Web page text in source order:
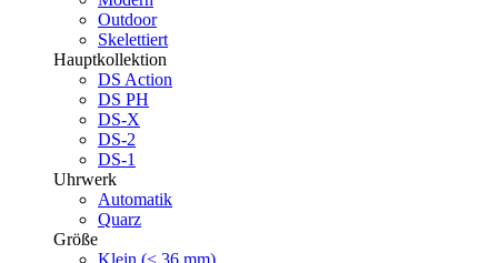
Outdoor
Skelettiert
Hauptkollektion
DS Action
DS PH
DS-X
DS-2
DS-1
Uhrwerk
Automatik
Quarz
Größe